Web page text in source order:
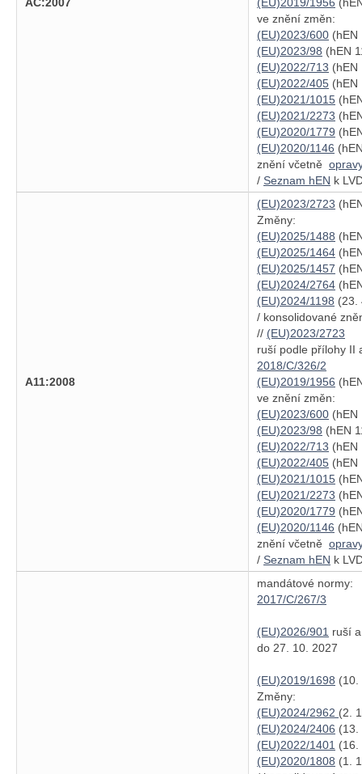
ve znění změn:
(EU)2023/600 (hEN
(EU)2023/98 (hEN
(EU)2022/713 (hEN
(EU)2022/405 (hEN
(EU)2021/1015
(EU)2021/2273
(EU)2020/1779
(EU)2020/1146
znění včetně
/ Seznam hEN k
A11:2008
(EU)2023/2723
Změny:
(EU)2025/1488
(EU)2025/1464
(EU)2025/1457
(EU)2024/2764
(EU)2024/1198 (23.
/ konsolidované
// (EU)2023/2723
ruší podle přílohy II
2018/C/326/2
(EU)2019/1956
ve znění změn:
(EU)2023/600 (hEN
(EU)2023/98 (hEN
(EU)2022/713 (hEN
(EU)2022/405 (hEN
(EU)2021/1015
(EU)2021/2273
(EU)2020/1779
(EU)2020/1146
znění včetně
/ Seznam hEN k
mandátové normy:
2017/C/267/3
(EU)2026/901 ruší
do 27. 10. 2027
(EU)2019/1698 (10.
Změny:
(EU)2024/2962 (2.
(EU)2024/2406 (13.
(EU)2022/1401 (16.
(EU)2020/1808 (1.